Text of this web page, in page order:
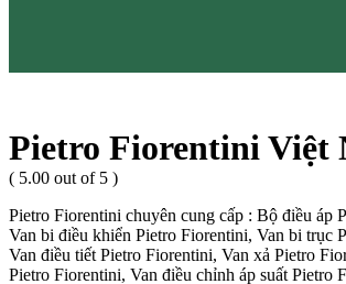
Pietro Fiorentini Việt
( 5.00 out of 5 )
Pietro Fiorentini chuyên cung cấp : Bộ điều áp
Van bi điều khiển Pietro Fiorentini, Van bi trục
Van điều tiết Pietro Fiorentini, Van xả Pietro
Pietro Fiorentini, Van điều chỉnh áp suất Pietro